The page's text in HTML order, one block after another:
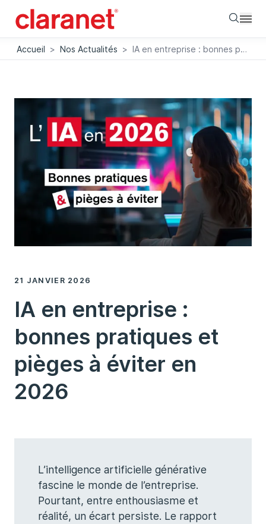
Accueil > Nos Actualités > IA en entreprise : bonnes pratiques et pièges à éviter en 2026
21 JANVIER 2026
IA en entreprise :
bonnes pratiques et
pièges à éviter en
2026
L’intelligence artificielle générative
fascine le monde de l’entreprise.
Pourtant, entre enthousiasme et
réalité, un écart persiste. Le rapport